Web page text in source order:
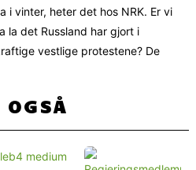
i vinter, heter det hos NRK. Er vi
la det Russland har gjort i
vestlige protestene? De
OGSÅ